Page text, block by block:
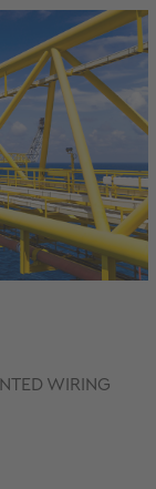
WIRING